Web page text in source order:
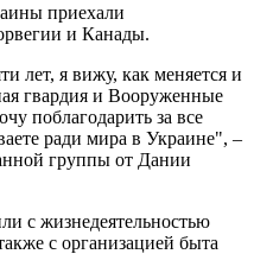
приехали
и Канады.
лет, я вижу, как меняется и
гвардия и Вооруженные
поблагодарить за все
ради мира в Украине", –
группы от Дании
с жизнедеятельностью
с организацией быта